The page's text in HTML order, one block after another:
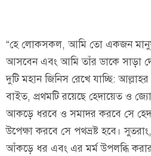
“হে লোকসকল, আমি তো একজন
আসবেন এবং আমি তাঁর ডাকে সাড়া
দুটি মহান জিনিস রেখে যাচ্ছি:
বাইত, প্রথমটি রয়েছে হেদায়েত ও
আকড়ে ধরবে ও সমাদর করবে সে
উপেক্ষা করবে সে পথভ্রষ্ট হবে।
আঁকড়ে ধর এবং এর মর্ম উপলব্ধি করার